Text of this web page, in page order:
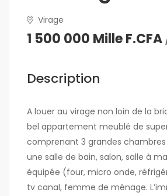
Virage
1 500 000 Mille F.CFA
Description
A louer au virage non loin de la
bel appartement meublé de
comprenant 3 grandes
une salle de bain, salon, salle à
équipée (four, micro onde,
tv canal, femme de ménage.